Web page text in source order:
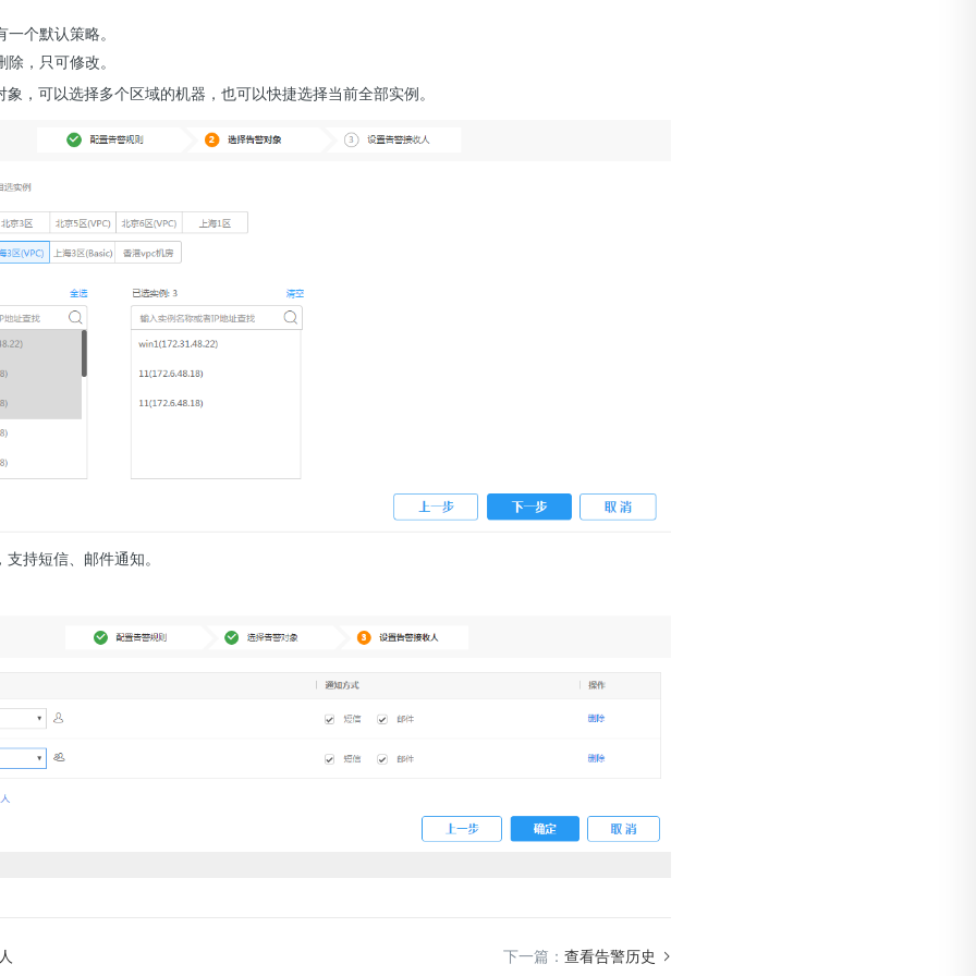
个默认策略。
，只可修改。
，可以选择多个区域的机器，也可以快捷选择当前全部实例。
持短信、邮件通知。
下一篇： 查看告警历史